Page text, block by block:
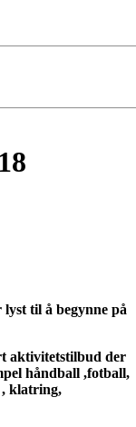
til å begynne på
aktivitetstilbud der
håndball ,fotball,
, klatring,